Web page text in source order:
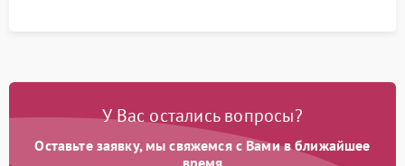
У Вас остались вопросы?
Оставьте заявку, мы свяжемся с Вами в ближайшее
время